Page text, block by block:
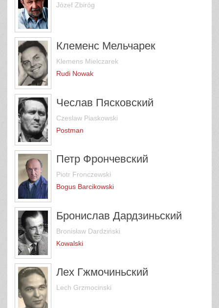
Józef Zbiróg
Клеменс Мельчарек
Klemens Mielczarek
Rudi Nowak
Чеслав Пясковский
Czeslaw Piaskowski
Postman
Петр Фрончевский
Piotr Fronczewski
Bogus Barcikowski
Бронислав Дардзиньский
Bronisław Dardziński
Kowalski
Лех Гжмочиньский
Lech Grzmocinski